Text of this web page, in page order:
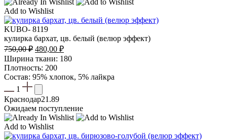
Add to Wishlist
KUBO- 8119
кулирка бархат, цв. белый (велюр эффект)
750,00₽ Первоначальная
цена
составляла
750,00 ₽.
480,00 ₽Текущая
цена:
Ширина ткани: 180
Плотность: 200
Состав: 95% хлопок, 5% лайкра
1
Краснодар21.89
Ожидаем поступление
Add to Wishlist